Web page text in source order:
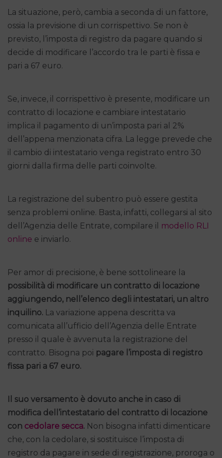
La situazione, però, cambia a seconda di un fattore,
ossia la previsione di un corrispettivo. Se non è
previsto, l’imposta di registro da pagare quando si
decide di modificare l’accordo tra le parti è fissa e
pari a 67 euro.
Se, invece, il corrispettivo è presente, modificare un
contratto di locazione e cambiare intestatario
implica il pagamento di un’imposta pari al 2%
dell’appena menzionata cifra. La legge prevede che
il cambio di intestatario venga registrato entro 30
giorni dalla firma delle parti coinvolte.
La registrazione del subentro può essere gestita
senza problemi online. Basta, infatti, collegarsi al sito
dell’Agenzia delle Entrate, compilare il
modello RLI
online e inviarlo.
Per amor di precisione, è bene sottolineare la
possibilità di modificare un contratto di locazione
aggiungendo, nell’elenco degli intestatari, un altro
inquilino. La variazione appena descritta va
comunicata all’ufficio dell’Agenzia delle Entrate
presso il quale è avvenuta la registrazione del
contratto. Bisogna poi pagare l’imposta di registro
fissa pari a 67 euro.
Il suo versamento è dovuto anche in caso di
modifica dell’intestatario del contratto di locazione
con cedolare secca. Non bisogna infatti dimenticare
che, con la cedolare, si sostituisce l’imposta di
registro da pagare in sede di registrazione, proroga o